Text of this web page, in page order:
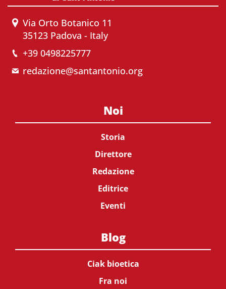
Via Orto Botanico 11
35123 Padova - Italy
+39 0498225777
redazione@santantonio.org
Noi
Storia
Direttore
Redazione
Editrice
Eventi
Blog
Ciak bioetica
Fra noi